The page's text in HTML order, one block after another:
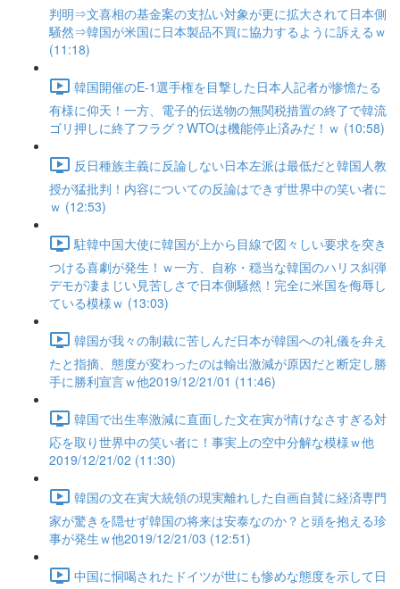
判明⇒文喜相の基金案の支払い対象が更に拡大されて日本側
騒然⇒韓国が米国に日本製品不買に協力するように訴えるｗ
(11:18)
韓国開催のE-1選手権を目撃した日本人記者が惨憺たる
有様に仰天！一方、電子的伝送物の無関税措置の終了で韓流
ゴリ押しに終了フラグ？WTOは機能停止済みだ！ｗ (10:58)
反日種族主義に反論しない日本左派は最低だと韓国人教
授が猛批判！内容についての反論はできず世界中の笑い者に
ｗ (12:53)
駐韓中国大使に韓国が上から目線で図々しい要求を突き
つける喜劇が発生！ｗ一方、自称・穏当な韓国のハリス糾弾
デモが凄まじい見苦しさで日本側騒然！完全に米国を侮辱し
ている模様ｗ (13:03)
韓国が我々の制裁に苦しんだ日本が韓国への礼儀を弁え
たと指摘、態度が変わったのは輸出激減が原因だと断定し勝
手に勝利宣言ｗ他2019/12/21/01 (11:46)
韓国で出生率激減に直面した文在寅が情けなさすぎる対
応を取り世界中の笑い者に！事実上の空中分解な模様ｗ他
2019/12/21/02 (11:30)
韓国の文在寅大統領の現実離れした自画自賛に経済専門
家が驚きを隠せず韓国の将来は安泰なのか？と頭を抱える珍
事が発生ｗ他2019/12/21/03 (12:51)
中国に恫喝されたドイツが世にも惨めな態度を示して日